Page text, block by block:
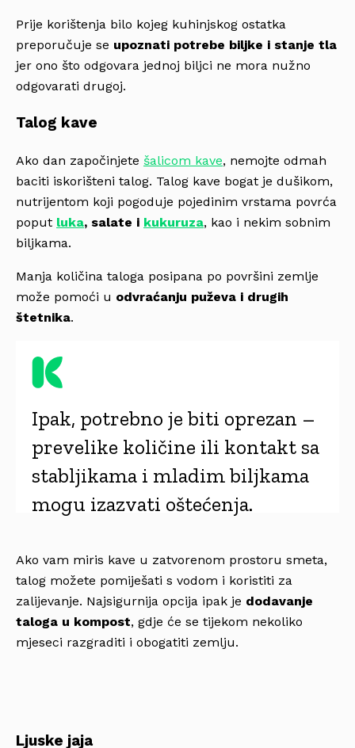
Prije korištenja bilo kojeg kuhinjskog ostatka
preporučuje se upoznati potrebe biljke i stanje tla
jer ono što odgovara jednoj biljci ne mora nužno
odgovarati drugoj.
Talog kave
Ako dan započinjete šalicom kave, nemojte odmah
baciti iskorišteni talog. Talog kave bogat je dušikom,
nutrijentom koji pogoduje pojedinim vrstama povrća
poput luka, salate i kukuruza, kao i nekim sobnim
biljkama.
Manja količina taloga posipana po površini zemlje
može pomoći u odvraćanju puževa i drugih
štetnika.
Ipak, potrebno je biti oprezan –
prevelike količine ili kontakt sa
stabljikama i mladim biljkama
mogu izazvati oštećenja.
Ako vam miris kave u zatvorenom prostoru smeta,
talog možete pomiješati s vodom i koristiti za
zalijevanje. Najsigurnija opcija ipak je dodavanje
taloga u kompost, gdje će se tijekom nekoliko
mjeseci razgraditi i obogatiti zemlju.
Ljuske jaja